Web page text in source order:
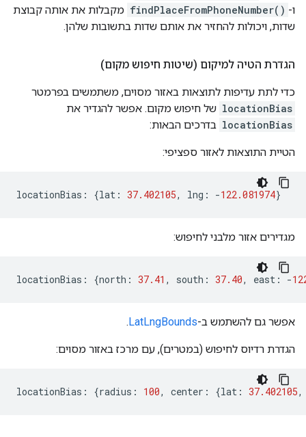
ו- findPlaceFromPhoneNumber() מקבלות את אותה קבוצת
שדות, ויכולות להחזיר את אותם שדות בתשובות שלהן.
הגדרת הטיה למיקום (שיטות חיפוש מקום)
כדי לתת עדיפות לתוצאות באזור מסוים, משתמשים בפרמטר
locationBias של חיפוש מקום. אפשר להגדיר את
locationBias בדרכים הבאות:
הטיית התוצאות לאזור ספציפי:
locationBias : {lat : 37.402105, lng : -122.081974}
מגדירים אזור מלבני לחיפוש:
locationBias : {north : 37.41 , south : 37.40, east : -
אפשר גם להשתמש ב-LatLngBounds
.
הגדרת רדיוס לחיפוש (במטרים), עם מרכז באזור מסוים:
locationBias : {radius : 100, center : {lat : 37.402105,